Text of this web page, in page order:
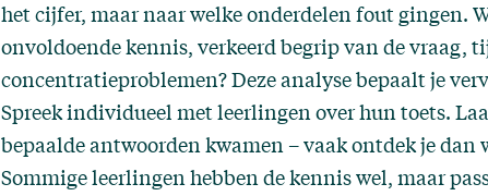
het cijfer, maar naar welke onderdelen fout gingen.
onvoldoende kennis, verkeerd begrip van de vraag,
concentratieproblemen? Deze analyse bepaalt je
Spreek individueel met leerlingen over hun toets.
bepaalde antwoorden kwamen – vaak ontdek je dan
Sommige leerlingen hebben de kennis wel, maar